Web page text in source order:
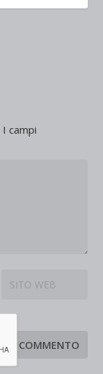
I campi